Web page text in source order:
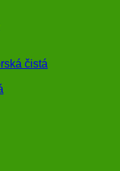
čistá